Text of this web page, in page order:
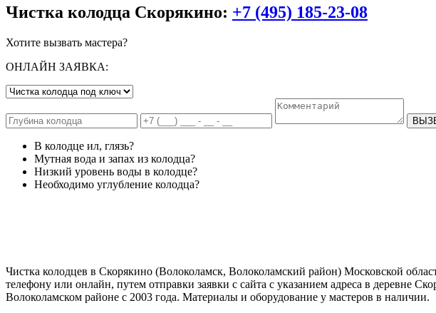
Чистка колодца Скорякино: +7 (495) 185-23-08
Хотите вызвать мастера?
ОНЛАЙН ЗАЯВКА:
В колодце ил, глязь?
Мутная вода и запах из колодца?
Низкий уровень воды в колодце?
Необходимо углубление колодца?
Чистка колодцев в Скорякино (Волоколамск, Волоколамский район) Московской
телефону или онлайн, путем отправки заявки с сайта с указанием адреса в
Волоколамском районе с 2003 года. Материалы и оборудование у мастеров в наличии.